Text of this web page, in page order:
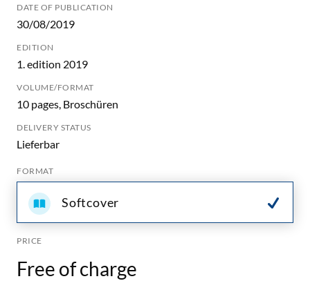
DATE OF PUBLICATION
30/08/2019
EDITION
1. edition 2019
VOLUME/FORMAT
10 pages, Broschüren
DELIVERY STATUS
Lieferbar
FORMAT
Softcover
PRICE
Free of charge